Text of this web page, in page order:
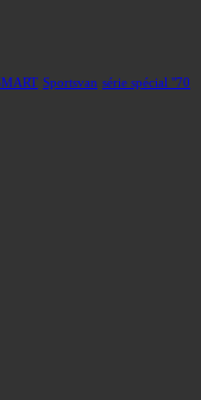
Sportsvan série spécial "70